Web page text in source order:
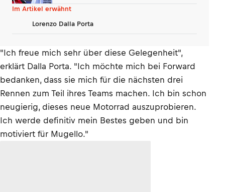
Phänomen
Im Artikel erwähnt
Lorenzo Dalla Porta
"Ich freue mich sehr über diese Gelegenheit",
erklärt Dalla Porta. "Ich möchte mich bei Forward
bedanken, dass sie mich für die nächsten drei
Rennen zum Teil ihres Teams machen. Ich bin schon
neugierig, dieses neue Motorrad auszuprobieren.
Ich werde definitiv mein Bestes geben und bin
motiviert für Mugello."